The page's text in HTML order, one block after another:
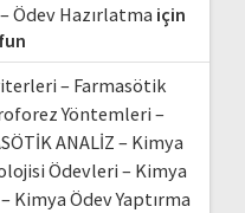
Ödev Hazırlatma için
– Farmasötik
Yöntemleri –
ANALİZ – Kimya
Ödevleri – Kimya
Kimya Ödev Yaptırma